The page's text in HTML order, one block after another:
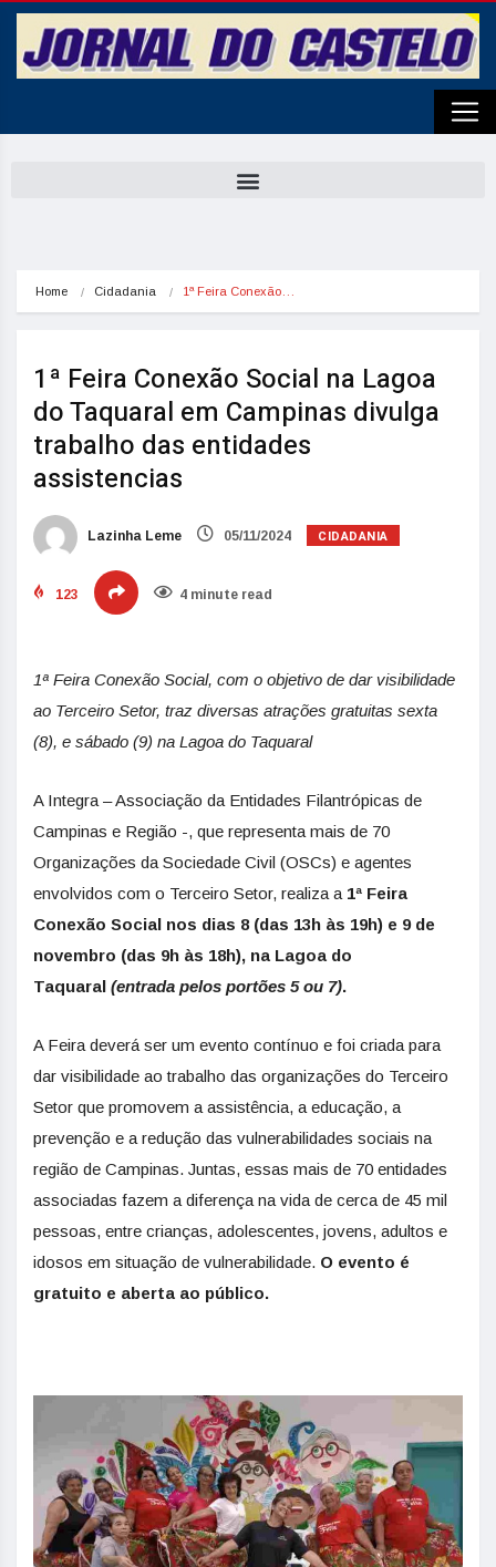
Home Cidadania 1ª Feira Conexão…
1ª Feira Conexão Social na Lagoa
do Taquaral em Campinas divulga
trabalho das entidades
assistencias
Lazinha Leme 05/11/2024 CIDADANIA
123 4 minute read
1ª Feira Conexão Social, com o objetivo de dar visibilidade
ao Terceiro Setor, traz diversas atrações gratuitas sexta
(8), e sábado (9) na Lagoa do Taquaral
A Integra – Associação da Entidades Filantrópicas de
Campinas e Região -, que representa mais de 70
Organizações da Sociedade Civil (OSCs) e agentes
envolvidos com o Terceiro Setor, realiza a 1ª Feira
Conexão Social nos dias 8 (das 13h às 19h) e 9 de
novembro (das 9h às 18h), na Lagoa do
Taquaral (entrada pelos portões 5 ou 7).
A Feira deverá ser um evento contínuo e foi criada para
dar visibilidade ao trabalho das organizações do Terceiro
Setor que promovem a assistência, a educação, a
prevenção e a redução das vulnerabilidades sociais na
região de Campinas. Juntas, essas mais de 70 entidades
associadas fazem a diferença na vida de cerca de 45 mil
pessoas, entre crianças, adolescentes, jovens, adultos e
idosos em situação de vulnerabilidade. O evento é
gratuito e aberta ao público.